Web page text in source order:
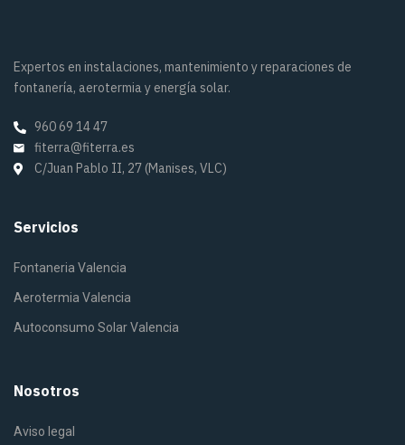
Expertos en instalaciones, mantenimiento y reparaciones de
fontanería, aerotermia y energía solar.
960 69 14 47
fiterra@fiterra.es
C/Juan Pablo II, 27 (Manises, VLC)
Servicios
Fontaneria Valencia
Aerotermia Valencia
Autoconsumo Solar Valencia
Nosotros
Aviso legal